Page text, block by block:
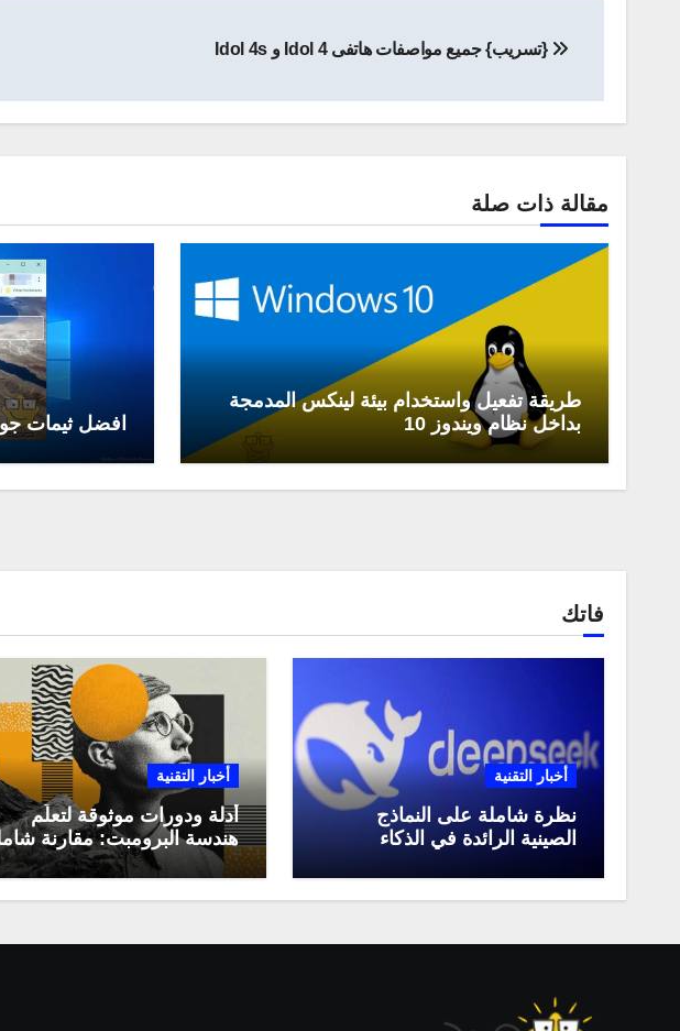
المقالات
{تسريب} جميع مواصفات هاتفى Idol 4 و Idol 4s
مقالة ذات صلة
طريقة تفعيل واستخدام بيئة لينكس المدمجة
بداخل نظام ويندوز 10
افضل ثيمات
فاتك
أخبار التقنية
نظرة شاملة على النماذج
الصينية الرائدة في الذكاء
وكيف تستفيد منها في عام
2025
أخبار التقنية
أدلة ودورات موثوقة لتعلّم
هندسة البرومبت: مقارنة
لعام 2025